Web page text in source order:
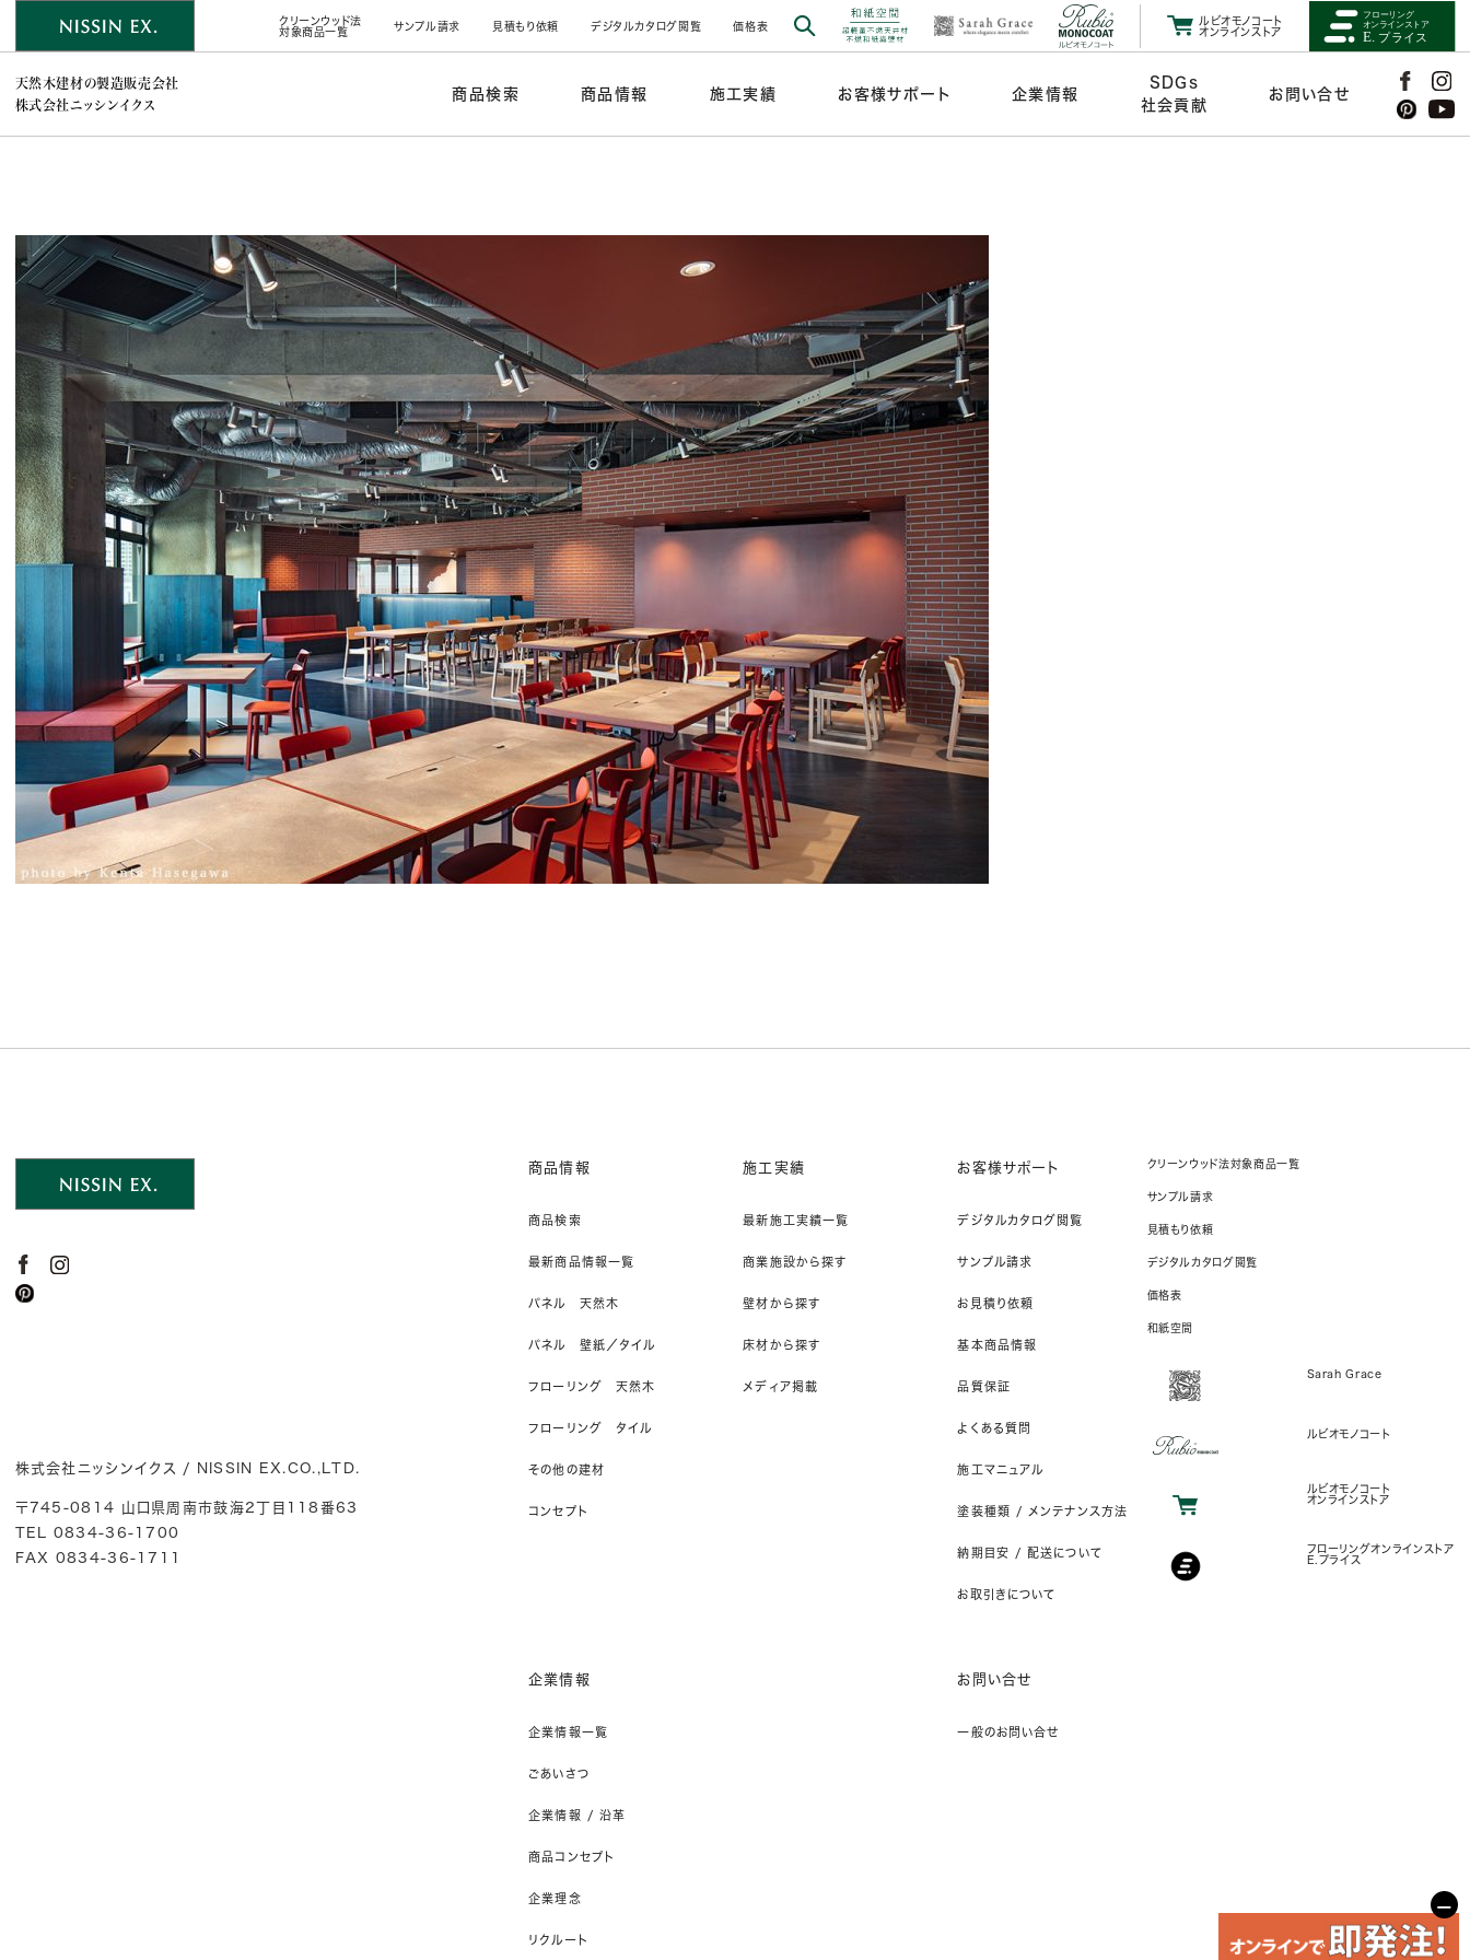
クリーンウッド法
対象商品一覧
サンプル請求 見積もり依頼 デジタルカタログ閲覧 価格表
ルビオモノコート
オンラインストア
天然木建材の製造販売会社
株式会社ニッシンイクス
商品検索 商品情報 施工実績 お客様サポート 企業情報
SDGs
社会貢献
お問い合せ
株式会社ニッシンイクス / NISSIN EX.CO.,LTD.
〒745-0814 山口県周南市鼓海2丁目118番63
TEL 0834-36-1700
FAX 0834-36-1711
商品情報
商品検索
最新商品情報一覧
パネル 天然木
パネル 壁紙／タイル
フローリング 天然木
フローリング タイル
その他の建材
コンセプト
施工実績
最新施工実績一覧
商業施設から探す
壁材から探す
床材から探す
メディア掲載
お客様サポート
デジタルカタログ閲覧
サンプル請求
お見積り依頼
基本商品情報
品質保証
よくある質問
施工マニュアル
塗装種類 / メンテナンス方法
納期目安 / 配送について
お取引きについて
企業情報
企業情報一覧
ごあいさつ
企業情報 / 沿革
商品コンセプト
企業理念
リクルート
お問い合せ
一般のお問い合せ
クリーンウッド法対象商品一覧
サンプル請求
見積もり依頼
デジタルカタログ閲覧
価格表
和紙空間
Sarah Grace
ルビオモノコート
ルビオモノコート
オンラインストア
フローリングオンラインストア
E.プライス
−